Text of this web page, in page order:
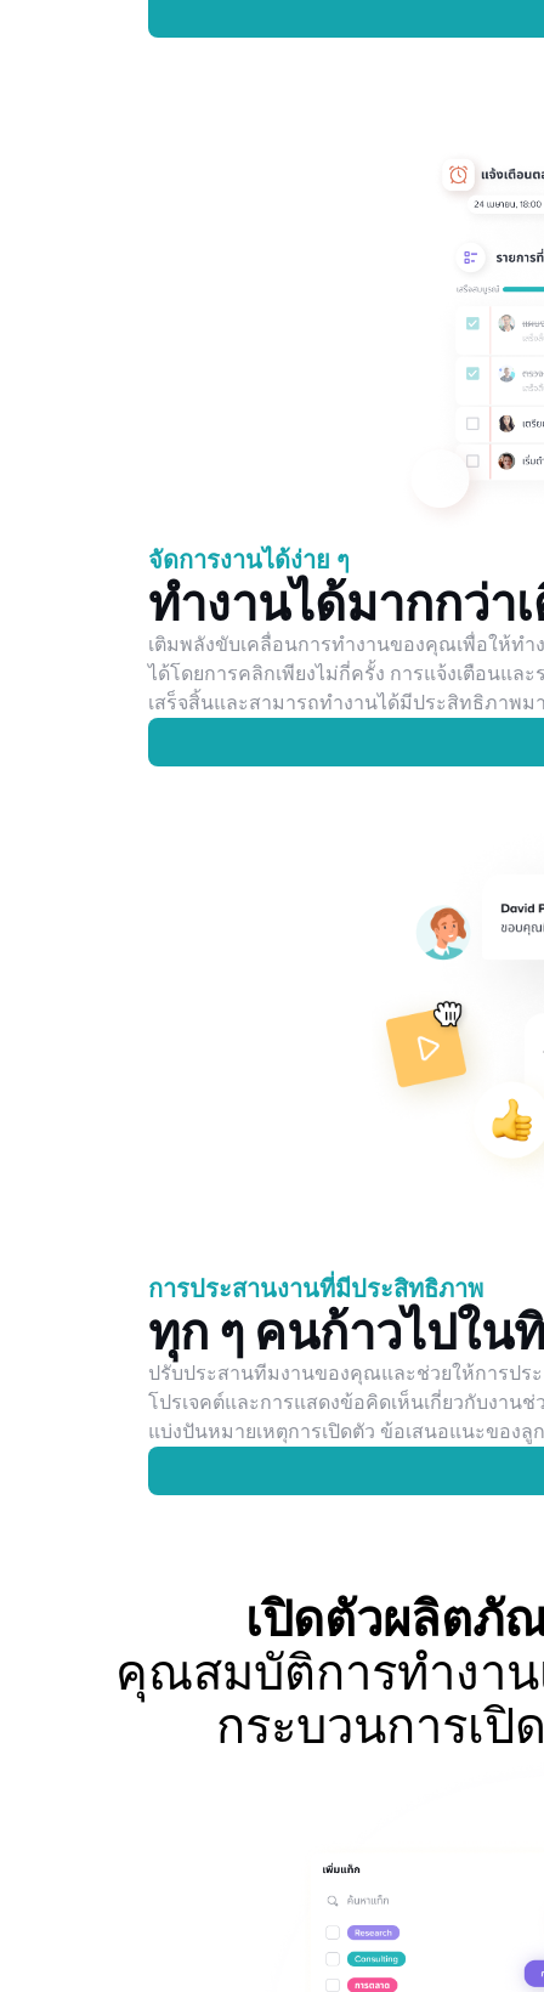
จัดการงานได้ง่าย ๆ
ทำงานได้มากกว่า
เติมพลังขับเคลื่อนการทำงานของคุณเพื่อให้ท
ได้โดยการคลิกเพียงไม่กี่ครั้ง การแจ้งเตือนแ
เสร็จสิ้นและสามารถทำงานได้มีประสิทธิภาพม
การประสานงานที่มีประสิทธิภาพ
ทุก ๆ คนก้าวไปใน
ปรับประสานทีมงานของคุณและช่วยให้การปร
โปรเจคต์และการแสดงข้อคิดเห็นเกี่ยวกับงา
แบ่งปันหมายเหตุการเปิดตัว ข้อเสนอแนะของ
เปิดตัวผลิตภั
คุณสมบัติการทำงา
กระบวนการเ